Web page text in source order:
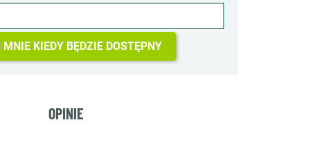
KIEDY BĘDZIE DOSTĘPNY
OPINIE